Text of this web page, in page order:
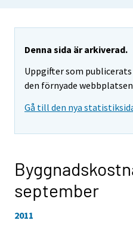
Denna sida är arkiverad.
Uppgifter som publicerats
den förnyade
Gå till den nya
september
2011